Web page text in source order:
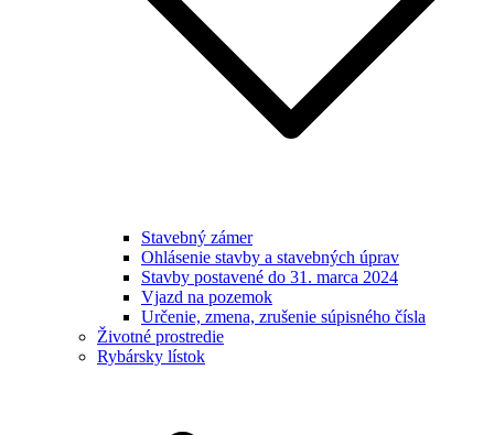
Stavebný zámer
Ohlásenie stavby a stavebných úprav
Stavby postavené do 31. marca 2024
Vjazd na pozemok
Určenie, zmena, zrušenie súpisného čísla
Životné prostredie
Rybársky lístok